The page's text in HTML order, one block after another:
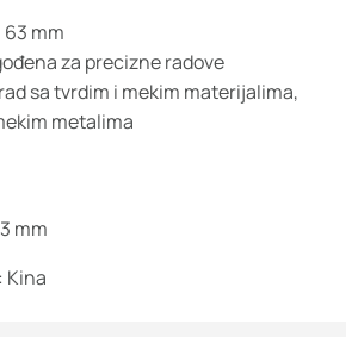
mm
za precizne radove
sa tvrdim i mekim materijalima,
metalima
mm
Kina